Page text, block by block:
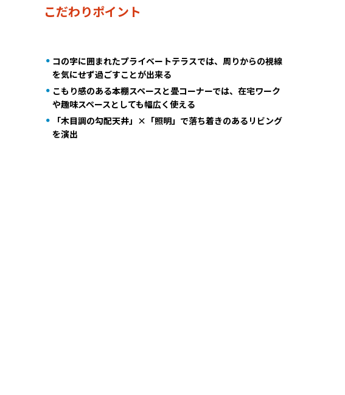
こだわりポイント
コの字に囲まれたプライベートテラスでは、周りからの視線
を気にせず過ごすことが出来る
こもり感のある本棚スペースと畳コーナーでは、在宅ワーク
や趣味スペースとしても幅広く使える
「木目調の勾配天井」×「照明」で落ち着きのあるリビング
を演出